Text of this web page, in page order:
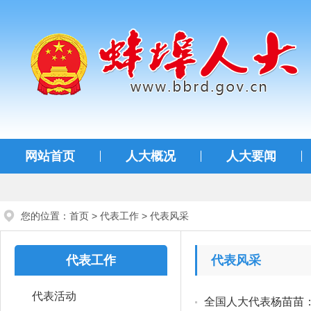
网站首页 人大概况 人大要闻
您的位置： 首页 > 代表工作 > 代表风采
代表工作
代表活动
代表风采
全国人大代表杨苗苗